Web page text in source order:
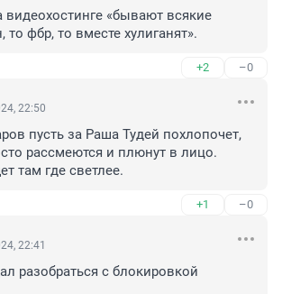
видеохостинге «бывают всякие
то фбр, то вместе хулиганят».
+2 –0
22:50
пусть за Раша Тудей похлопочет,
рассмеются и плюнут в лицо.
там где светлее.
+1 –0
22:41
разобраться с блокировкой